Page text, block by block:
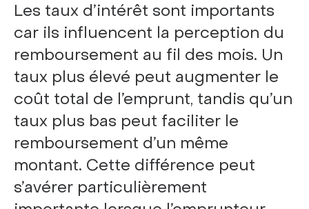
Les taux d’intérêt sont importants
car ils influencent la perception du
remboursement au fil des mois. Un
taux plus élevé peut augmenter le
coût total de l’emprunt, tandis qu’un
taux plus bas peut faciliter le
remboursement d’un même
montant. Cette différence peut
s’avérer particulièrement